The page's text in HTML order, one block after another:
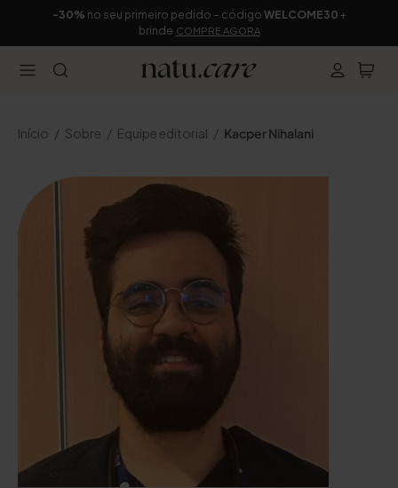
-30% no seu primeiro pedido – código WELCOME30 +
brinde COMPRE AGORA
Início Sobre Equipe editorial Kacper Nihalani